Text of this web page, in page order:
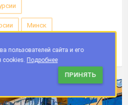
Минск
ЗАКАЗАТЬ
пользователей сайта и его
cookies. Подробнее
ПРИНЯТЬ